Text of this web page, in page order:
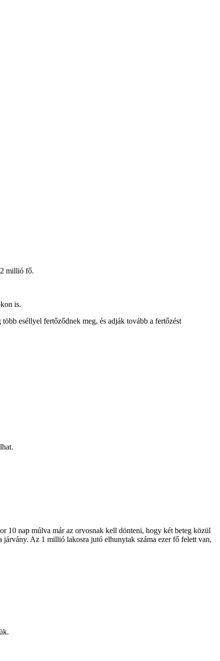
millió fő.
is.
eséllyel fertőződnek meg, és adják tovább a fertőzést
10 nap múlva már az orvosnak kell dönteni, hogy két beteg közül
Az 1 millió lakosra jutó elhunytak száma ezer fő felett van,